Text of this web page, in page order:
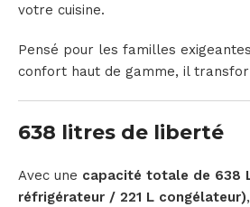
votre cuisine.
Pensé pour les familles
confort haut de gamme, il
638 litres de liberté
Avec une capacité totale de 638
réfrigérateur / 221 L congélateur)